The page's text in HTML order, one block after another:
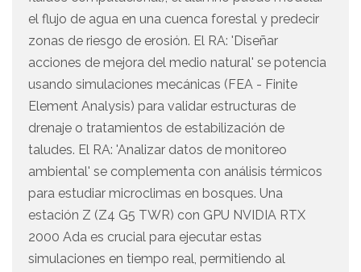
el flujo de agua en una cuenca forestal y predecir
zonas de riesgo de erosión. El RA: 'Diseñar
acciones de mejora del medio natural' se potencia
usando simulaciones mecánicas (FEA - Finite
Element Analysis) para validar estructuras de
drenaje o tratamientos de estabilización de
taludes. El RA: 'Analizar datos de monitoreo
ambiental' se complementa con análisis térmicos
para estudiar microclimas en bosques. Una
estación Z (Z4 G5 TWR) con GPU NVIDIA RTX
2000 Ada es crucial para ejecutar estas
simulaciones en tiempo real, permitiendo al